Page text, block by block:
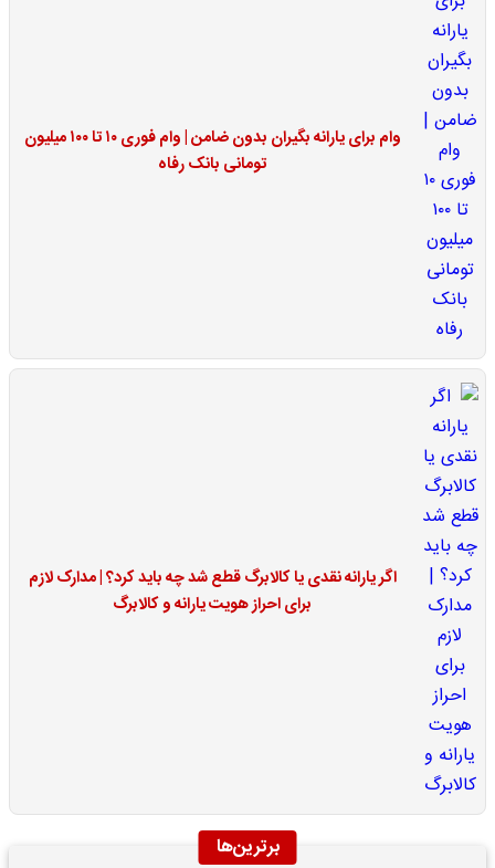
وام برای یارانه بگیران بدون ضامن | وام فوری ۱۰ تا ۱۰۰ میلیون
تومانی بانک رفاه
اگر یارانه نقدی یا کالابرگ قطع شد چه باید کرد؟ | مدارک لازم
برای احراز هویت یارانه و کالابرگ
برترین‌ها